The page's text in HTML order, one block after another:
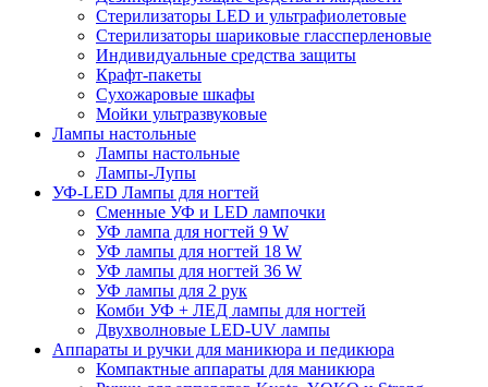
Стерилизаторы LED и ультрафиолетовые
Стерилизаторы шариковые глассперленовые
Индивидуальные средства защиты
Крафт-пакеты
Сухожаровые шкафы
Мойки ультразвуковые
Лампы настольные
Лампы настольные
Лампы-Лупы
УФ-LED Лампы для ногтей
Сменные УФ и LED лампочки
УФ лампа для ногтей 9 W
УФ лампы для ногтей 18 W
УФ лампы для ногтей 36 W
УФ лампы для 2 рук
Комби УФ + ЛЕД лампы для ногтей
Двухволновые LED-UV лампы
Аппараты и ручки для маникюра и педикюра
Компактные аппараты для маникюра